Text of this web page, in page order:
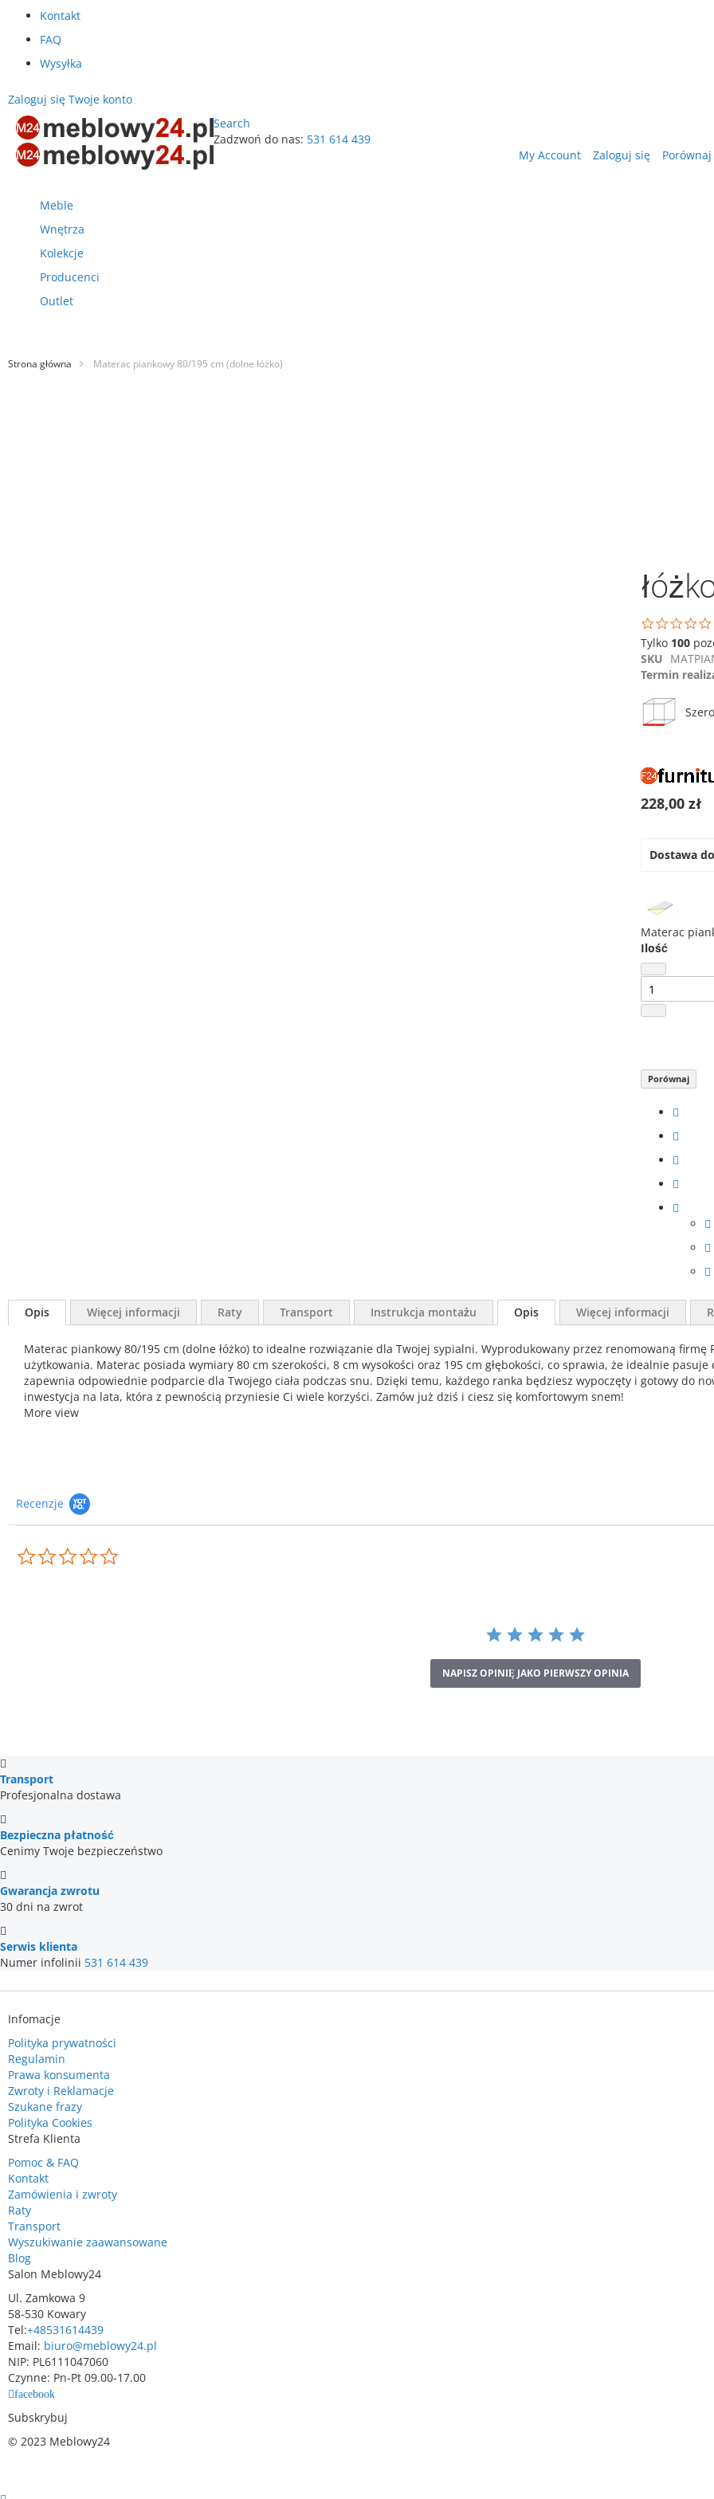
Kontakt
FAQ
Wysyłka
Zaloguj się Twoje konto
Search
Zadzwoń do nas: 531 614 439
My Account Zaloguj się Porównaj
Meble
Wnętrza
Kolekcje
Producenci
Outlet
Strona główna Materac piankowy 80/195 cm (dolne łóżko)
galerii
Tylko 100
SKU
Termin
228,00 zł
Dostawa do
Materac
Ilość
Porównaj
Opis Więcej informacji Raty Transport Instrukcja montażu Opis
Materac piankowy 80/195 cm (dolne łóżko) to idealne rozwiązanie dla Twojej sypialni. Wyprodukowany przez renomowaną
użytkowania. Materac posiada wymiary 80 cm szerokości, 8 cm wysokości oraz 195 cm głębokości, co sprawia, że idealnie
zapewnia odpowiednie podparcie dla Twojego ciała podczas snu. Dzięki temu, każdego ranka będziesz wypoczęty i gotowy do
inwestycja na lata, która z pewnością przyniesie Ci wiele korzyści. Zamów już dziś i ciesz się komfortowym snem!
More view
Więcej informacji
Recenzje
NAPISZ OPINIĘ JAKO PIERWSZY OPINIA
Transport
Profesjonalna dostawa
Bezpieczna płatność
Cenimy Twoje bezpieczeństwo
Gwarancja zwrotu
30 dni na zwrot
Serwis klienta
Numer infolinii 531 614 439
Infomacje
Polityka prywatności
Regulamin
Prawa konsumenta
Zwroty i Reklamacje
Szukane frazy
Polityka Cookies
Strefa Klienta
Pomoc & FAQ
Kontakt
Zamówienia i zwroty
Raty
Transport
Wyszukiwanie zaawansowane
Blog
Salon Meblowy24
Ul. Zamkowa 9
58-530 Kowary
Tel:+48531614439
Email: biuro@meblowy24.pl
NIP: PL6111047060
Czynne: Pn-Pt 09.00-17.00
facebook
Subskrybuj
© 2023 Meblowy24